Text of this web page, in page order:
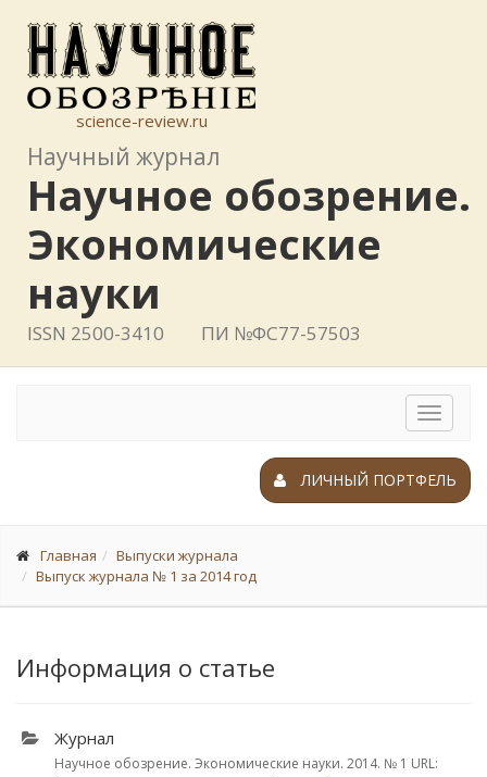
science-review.ru
Научный журнал
Научное обозрение.
Экономические
науки
ISSN 2500-3410 ПИ №ФС77-57503
Toggle
ЛИЧНЫЙ ПОРТФЕЛЬ
Главная
Выпуски журнала
Выпуск журнала № 1 за 2014 год
Информация о статье
Журнал
Научное обозрение. Экономические науки. 2014. № 1 URL: